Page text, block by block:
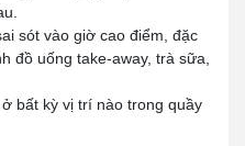
sót vào giờ cao điểm, đặc
đồ uống take-away, trà sữa,
bất kỳ vị trí nào trong quầy